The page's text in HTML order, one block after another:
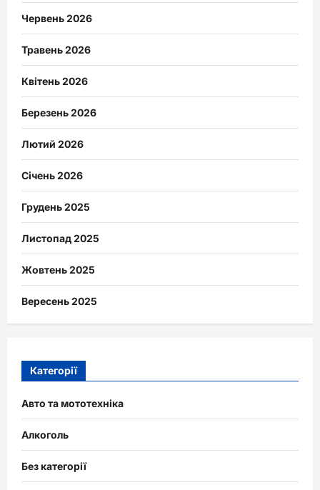
Червень 2026
Травень 2026
Квітень 2026
Березень 2026
Лютий 2026
Січень 2026
Грудень 2025
Листопад 2025
Жовтень 2025
Вересень 2025
Категорії
Авто та мототехніка
Алкоголь
Без категорії